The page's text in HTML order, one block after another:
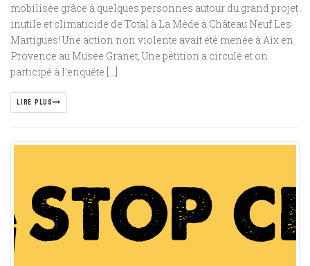
mobilisée grâce à quelques personnes autour du grand projet
inutile et climaticide de Total à La Mède à Château Neuf Les
Martigues! Une action non violente avait été menée à Aix en
Provence au Musée Granet, Une pétition a circulé et on
participé à l’enquête […]
LIRE PLUS